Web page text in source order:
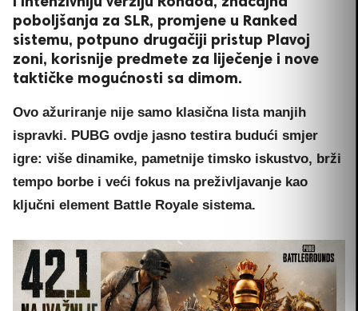
poboljšanja za SLR, promjene u Ranked
sistemu, potpuno drugačiji pristup Plavoj
zoni, korisnije predmete za liječenje i nove
taktičke mogućnosti sa dimom.
Ovo ažuriranje nije samo klasična lista manjih
ispravki. PUBG ovdje jasno testira budući smjer
igre: više dinamike, pametnije timsko iskustvo, brži
tempo borbe i veći fokus na preživljavanje kao
ključni element Battle Royale sistema.